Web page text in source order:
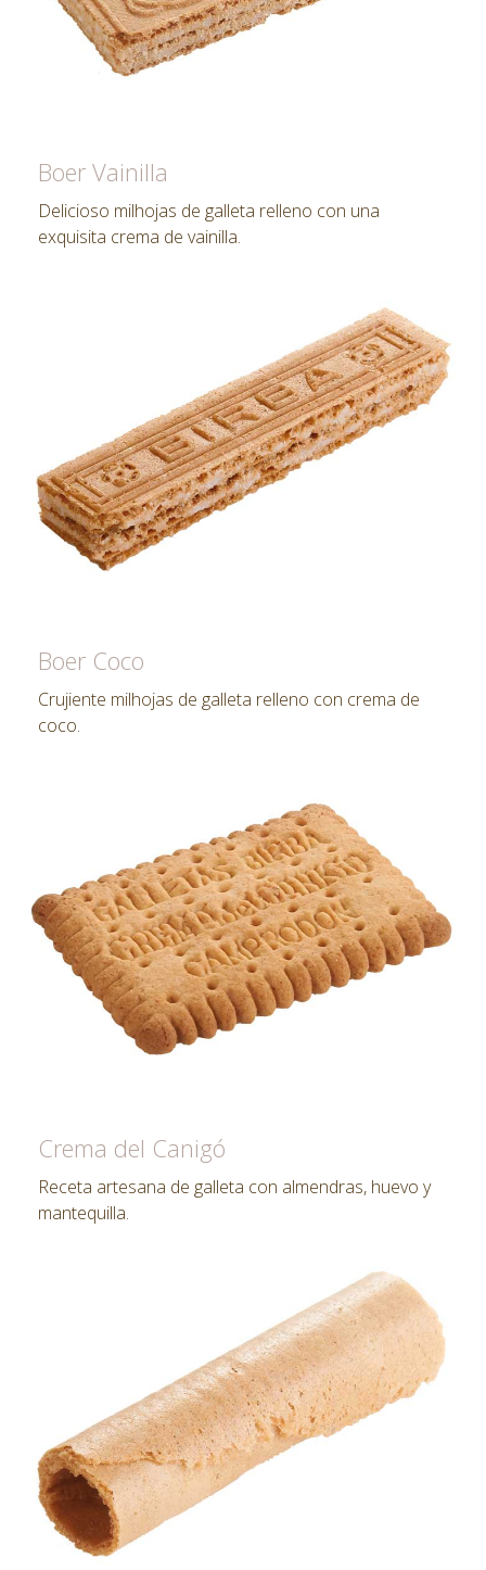
Boer Vainilla
Delicioso milhojas de galleta relleno con una
exquisita crema de vainilla.
Boer Coco
Crujiente milhojas de galleta relleno con crema de
coco.
Crema del Canigó
Receta artesana de galleta con almendras, huevo y
mantequilla.